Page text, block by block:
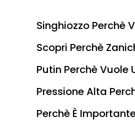
Singhiozzo Perchè
Scopri Perchè
Putin Perchè Vuole
Pressione Alta
Perchè È